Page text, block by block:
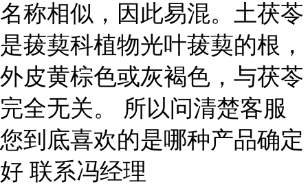
名称相似，因此易混。土茯苓
是菝葜科植物光叶菝葜的根，
外皮黄棕色或灰褐色，与茯苓
完全无关。 所以问清楚客服
您到底喜欢的是哪种产品确定
好 联系冯经理